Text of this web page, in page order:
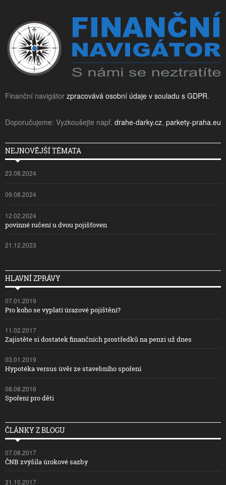
Finanční navigátor zpracovává osobní údaje v souladu s GDPR.
Doporučujeme: Vyzkoušejte např. drahe-darky.cz, parkety-praha.eu
NEJNOVĚJŠÍ TÉMATA
23.08.2024
09.08.2024
12.02.2024
povinné ručení u dvou pojišťoven
21.12.2023
HLAVNÍ ZPRÁVY
07.01.2019
Pro koho se vyplatí úrazové pojištění?
11.02.2017
Zajistěte si dostatek finančních prostředků na penzi už dnes
03.01.2019
Hypotéka versus úvěr ze stavebního spoření
08.08.2016
Spoření pro děti
ČLÁNKY Z BLOGU
07.08.2017
ČNB zvýšila úrokové sazby
31.10.2017